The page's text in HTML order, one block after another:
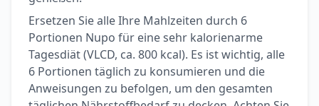
& Juckreiz
Nach Marke kaufen
Ersetzen Sie alle Ihre Mahlzeiten durch 6
Portionen Nupo für eine sehr kalorienarme
Tagesdiät (VLCD, ca. 800 kcal). Es ist wichtig, alle
6 Portionen täglich zu konsumieren und die
Anweisungen zu befolgen, um den gesamten